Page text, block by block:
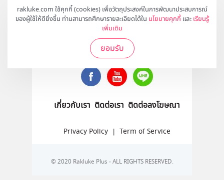
rakluke.com ใช้คุกกี้ (cookies) เพื่อวัตถุประสงค์ในการพัฒนาประสบการณ์
ของผู้ใช้ให้ดียิ่งขึ้น ท่านสามารถศึกษารายละเอียดได้ใน นโยบายคุกกี้ และ เรียนรู้
เพิ่มเติม
ยอมรับ
ติดตามเราได้ที่
เกี่ยวกับเรา ติดต่อเรา ติดต่อลงโฆษณา
Privacy Policy | Term of Service
© 2020 Rakluke Plus - ALL RIGHTS RESERVED.